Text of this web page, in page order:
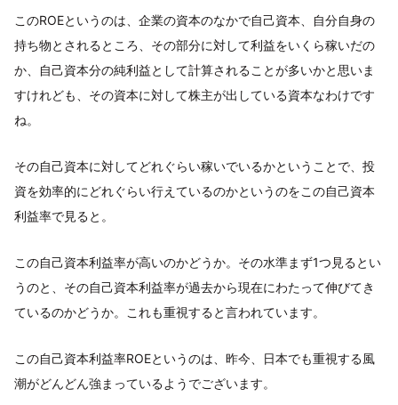
このROEというのは、企業の資本のなかで自己資本、自分自身の
持ち物とされるところ、その部分に対して利益をいくら稼いだの
か、自己資本分の純利益として計算されることが多いかと思いま
すけれども、その資本に対して株主が出している資本なわけです
ね。
その自己資本に対してどれぐらい稼いでいるかということで、投
資を効率的にどれぐらい行えているのかというのをこの自己資本
利益率で見ると。
この自己資本利益率が高いのかどうか。その水準まず1つ見るとい
うのと、その自己資本利益率が過去から現在にわたって伸びてき
ているのかどうか。これも重視すると言われています。
この自己資本利益率ROEというのは、昨今、日本でも重視する風
潮がどんどん強まっているようでございます。